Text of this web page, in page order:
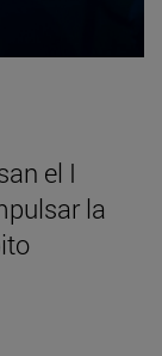
el I
la